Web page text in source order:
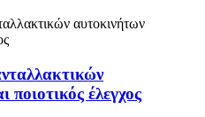
ποιοτικός έλεγχος